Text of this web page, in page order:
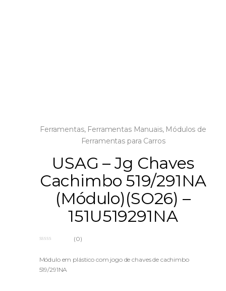
Ferramentas, Ferramentas Manuais, Módulos de
Ferramentas para Carros
USAG – Jg Chaves
Cachimbo 519/291NA
(Módulo)(SO26) –
151U519291NA
u
o
(0)
Módulo em plástico com jogo de chaves de cachimbo
519/291NA